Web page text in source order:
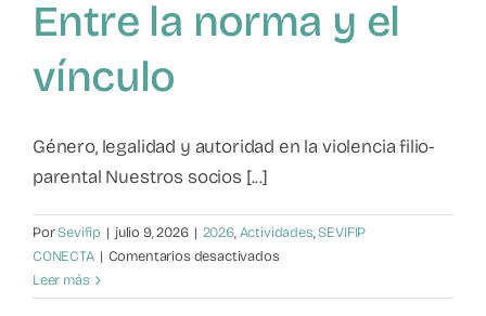
SEVIFIP CONECTA
Mapa de recursos
Observatorio VFP
Entre la norma y el
vínculo
Género, legalidad y autoridad en la violencia filio-
parental Nuestros socios [...]
PorSevifip | julio 9, 2026 | 2026,Actividades,SEVIFIP
CONECTA | Comentarios desactivadosen
la
Leer más